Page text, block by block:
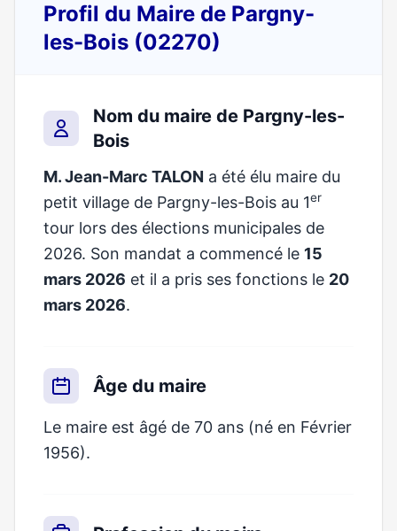
Profil du Maire de Pargny-
les-Bois (02270)
Nom du maire de Pargny-les-
Bois
M. Jean-Marc TALON a été élu maire du
petit village de Pargny-les-Bois au 1er
tour lors des élections municipales de
2026. Son mandat a commencé le 15
mars 2026 et il a pris ses fonctions le 20
mars 2026.
Âge du maire
Le maire est âgé de 70 ans (né en Février
1956).